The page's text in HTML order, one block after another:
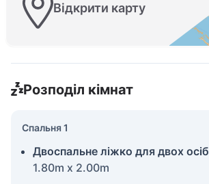
Відкрити карту
Розподіл кімнат
Спальня 1
Двоспальне ліжко для двох осіб
1.80m x 2.00m